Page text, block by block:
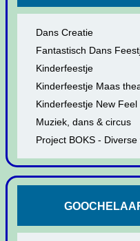
Dans Creatie
Fantastisch Dans
Kinderfeestje
Kinderfeestje Maas
Kinderfeestje New
Muziek, dans & circus
Project BOKS -